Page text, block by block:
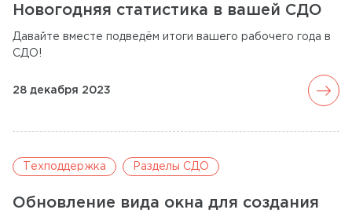
Новогодняя статистика в вашей СДО
Давайте вместе подведём итоги вашего рабочего года в
СДО!
28 декабря 2023 arrow_forward
Техподдержка Разделы СДО
Обновление вида окна для создания